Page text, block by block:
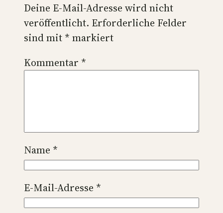
Deine E-Mail-Adresse wird nicht
veröffentlicht. Erforderliche Felder
sind mit * markiert
Kommentar *
Name *
E-Mail-Adresse *